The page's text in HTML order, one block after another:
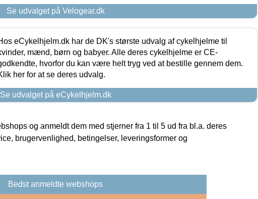
Se udvalget på Velogear.dk
eCykelhjelm.dk har de DK's største udvalg af cykelhjelme til
mænd, børn og babyer. Alle deres cykelhjelme er CE-
hvorfor du kan være helt tryg ved at bestille gennem dem.
her for at se deres udvalg.
Se udvalget på eCykelhjelm.dk
og anmeldt dem med stjerner fra 1 til 5 ud fra bl.a. deres
brugervenlighed, betingelser, leveringsformer og
Bedst anmeldte webshops